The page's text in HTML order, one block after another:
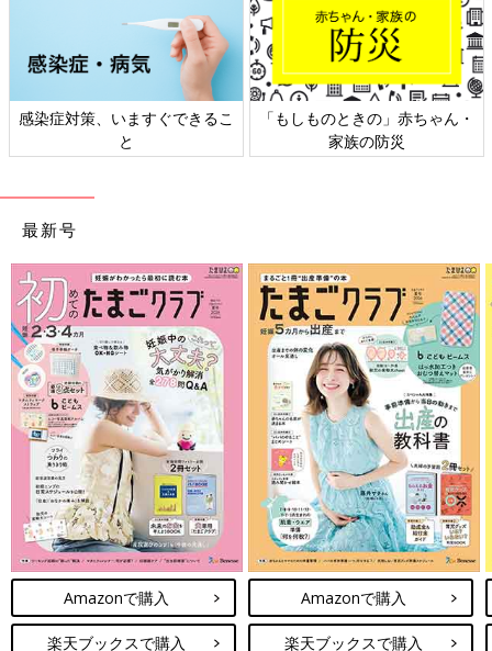
「出産前日の写真です。この前の日に生まれてくるわが子へ手紙を書きました。何
だか込み上げてくるものがあって不思議な気持ちに」（佳奈さん）
――妊娠してから、お仕事はどうしていたんですか？
佳奈 メーカーの会社員として働いているのですが、ちょうどコ
ロナ下でリモートが推奨されている時期だったので、主に在宅で
仕事をしていました。
――リモートとはいえ、3つ子妊娠でいろいろ症状もあるのにと
ても大変だったのではありませんか？
佳奈 大変でしたね。ただ、本当に体調が悪いときは仕事を休ん
でいましたし、ほかにも午前中だけ仕事をして午後は休んだり、
感染症対策、いますぐできるこ
と
「もしものときの」赤ちゃん・
家族の防災
最新号
Amazonで購入
楽天ブックスで購入
Amazonで購入
楽天ブックスで購入